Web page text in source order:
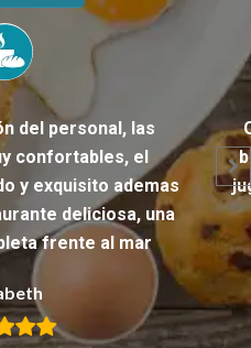
del personal, las
confortables, el
y exquisito ademas
deliciosa, una
frente al mar